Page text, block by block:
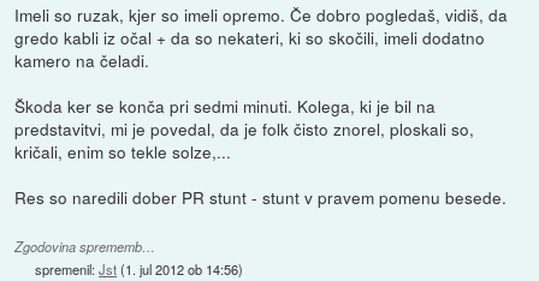
Imeli so ruzak, kjer so imeli opremo. Če dobro pogledaš, vidiš, da
gredo kabli iz očal + da so nekateri, ki so skočili, imeli dodatno
kamero na čeladi.
Škoda ker se konča pri sedmi minuti. Kolega, ki je bil na
predstavitvi, mi je povedal, da je folk čisto znorel, ploskali so,
kričali, enim so tekle solze,...
Res so naredili dober PR stunt - stunt v pravem pomenu besede.
Zgodovina sprememb…
spremenil:Jst(1. jul 2012 ob 14:56)